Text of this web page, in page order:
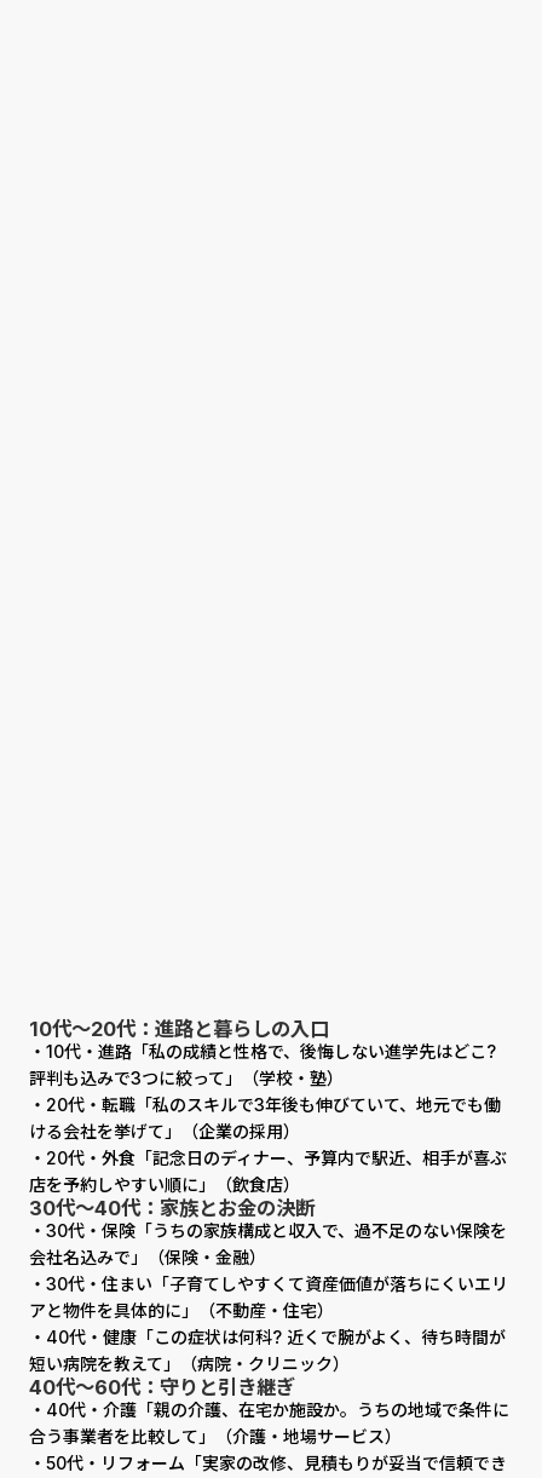
10代〜20代：進路と暮らしの入口
・10代・進路「私の成績と性格で、後悔しない進学先はどこ?
評判も込みで3つに絞って」（学校・塾）
・20代・転職「私のスキルで3年後も伸びていて、地元でも働
ける会社を挙げて」（企業の採用）
・20代・外食「記念日のディナー、予算内で駅近、相手が喜ぶ
店を予約しやすい順に」（飲食店）
30代〜40代：家族とお金の決断
・30代・保険「うちの家族構成と収入で、過不足のない保険を
会社名込みで」（保険・金融）
・30代・住まい「子育てしやすくて資産価値が落ちにくいエリ
アと物件を具体的に」（不動産・住宅）
・40代・健康「この症状は何科? 近くで腕がよく、待ち時間が
短い病院を教えて」（病院・クリニック）
40代〜60代：守りと引き継ぎ
・40代・介護「親の介護、在宅か施設か。うちの地域で条件に
合う事業者を比較して」（介護・地場サービス）
・50代・リフォーム「実家の改修、見積もりが妥当で信頼でき